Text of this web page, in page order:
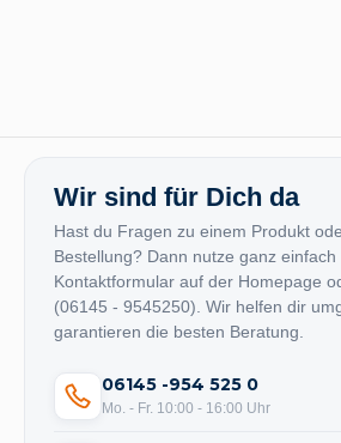
Wir sind für Dich da
Hast du Fragen zu einem Produkt
Bestellung? Dann nutze ganz einfach
Kontaktformular auf der Homepage
(06145 - 9545250). Wir helfen dir
garantieren die besten Beratung.
06145 -954 525 0
Mo. - Fr. 10:00 - 16:00 Uhr